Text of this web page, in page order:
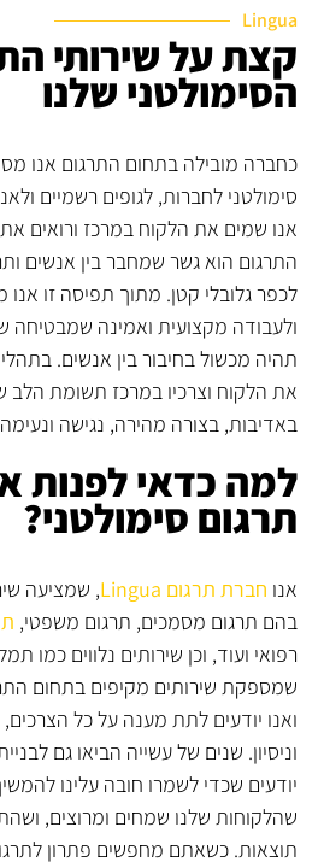
Lingua
קצת על שירותי
הסימולטני שלנו
כחברה מובילה בתחום התרגום אנו
סימולטני לחברות, לגופים רשמיים
אנו שמים את הלקוח במרכז ורואים
התרגום הוא גשר שמחבר בין אנשים
לכפר גלובלי קטן. מתוך תפיסה זו אנו
ולעבודה מקצועית ואמינה שמבטיחה
תהיה מכשול בחיבור בין אנשים.
את הלקוח וצרכיו במרכז תשומת הלב
באדיבות, בצורה מהירה, נגישה
למה כדאי לפנות
תרגום סימולטני?
אנו חברת תרגום Lingua
, שמציעה
בהם תרגום מסמכים, תרגום משפטי,
רפואי ועוד, וכן שירותים נלווים כמו
שמספקת שירותים מקיפים בתחום
ואנו יודעים לתת מענה על כל
וניסיון. שנים של עשייה הביאו גם
יודעים שכדי לשמרו חובה עלינו
שהלקוחות שלנו שמחים ומרוצים,
תוצאות. כשאתם מחפשים פתרון